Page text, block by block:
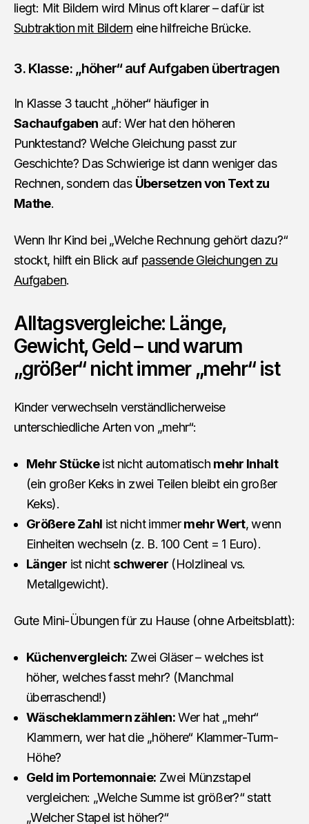
liegt: Mit Bildern wird Minus oft klarer – dafür ist
Subtraktion mit Bildern eine hilfreiche Brücke.
3. Klasse: „höher“ auf Aufgaben übertragen
In Klasse 3 taucht „höher“ häufiger in
Sachaufgaben auf: Wer hat den höheren
Punktestand? Welche Gleichung passt zur
Geschichte? Das Schwierige ist dann weniger das
Rechnen, sondern das Übersetzen von Text zu
Mathe.
Wenn Ihr Kind bei „Welche Rechnung gehört dazu?“
stockt, hilft ein Blick auf passende Gleichungen zu
Aufgaben.
Alltagsvergleiche: Länge,
Gewicht, Geld – und warum
„größer“ nicht immer „mehr“ ist
Kinder verwechseln verständlicherweise
unterschiedliche Arten von „mehr“:
Mehr Stückeist nicht automatisch mehr Inhalt
(ein großer Keks in zwei Teilen bleibt ein großer
Keks).
Größere Zahl ist nicht immermehr Wert, wenn
Einheiten wechseln (z. B. 100 Cent = 1 Euro).
Länger ist nichtschwerer (Holzlineal vs.
Metallgewicht).
Gute Mini-Übungen für zu Hause (ohne Arbeitsblatt):
Küchenvergleich: Zwei Gläser – welches ist
höher, welches fasst mehr? (Manchmal
überraschend!)
Wäscheklammern zählen:Wer hat „mehr“
Klammern, wer hat die „höhere“ Klammer-Turm-
Höhe?
Geld im Portemonnaie: Zwei Münzstapel
vergleichen: „Welche Summe ist größer?“ statt
„Welcher Stapel ist höher?“